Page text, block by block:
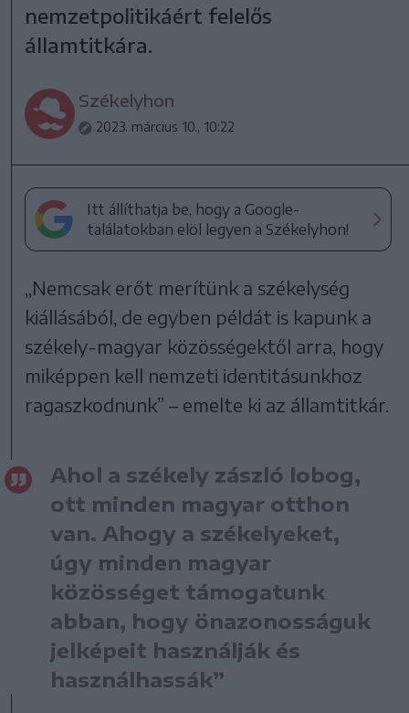
nemzetpolitikáért felelős
államtitkára.
Székelyhon
2023. március 10., 10:22
Itt állíthatja be, hogy a Google-
találatokban elöl legyen a Székelyhon!
„Nemcsak erőt merítünk a székelység
kiállásából, de egyben példát is kapunk a
székely-magyar közösségektől arra, hogy
miképpen kell nemzeti identitásunkhoz
ragaszkodnunk” – emelte ki az államtitkár.
Ahol a székely zászló lobog,
ott minden magyar otthon
van. Ahogy a székelyeket,
úgy minden magyar
közösséget támogatunk
abban, hogy önazonosságuk
jelképeit használják és
használhassák”